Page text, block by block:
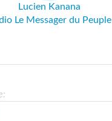
Lucien Kanana
Le Messager du Peuple